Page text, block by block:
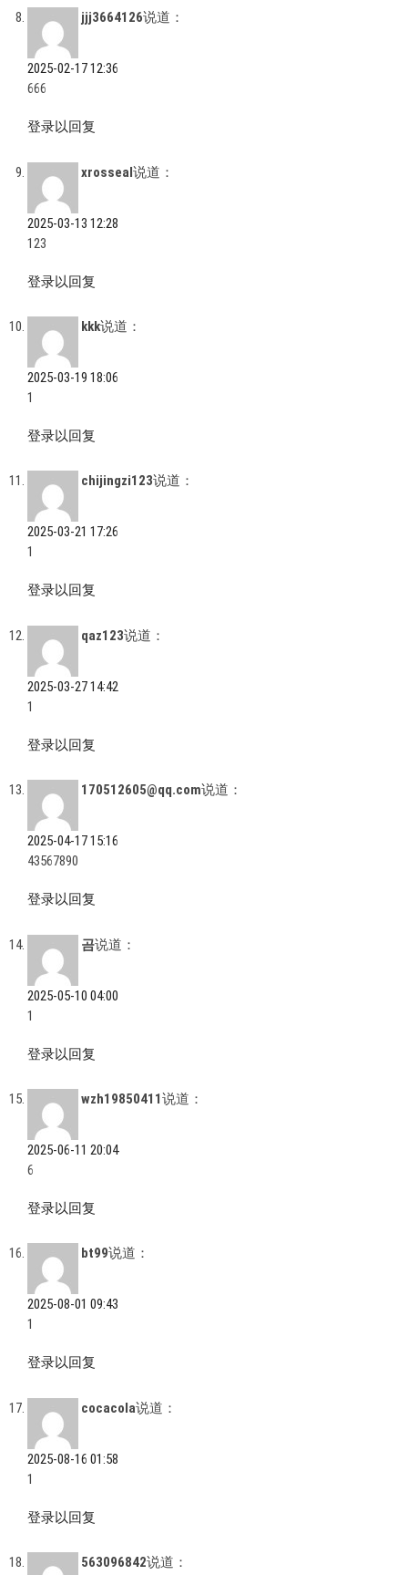
jjj3664126说道：
2025-02-17 12:36
666
登录以回复
xrosseal说道：
2025-03-13 12:28
123
登录以回复
kkk说道：
2025-03-19 18:06
1
登录以回复
chijingzi123说道：
2025-03-21 17:26
1
登录以回复
qaz123说道：
2025-03-27 14:42
1
登录以回复
170512605@qq.com说道：
2025-04-17 15:16
43567890
登录以回复
곰说道：
2025-05-10 04:00
1
登录以回复
wzh19850411说道：
2025-06-11 20:04
6
登录以回复
bt99说道：
2025-08-01 09:43
1
登录以回复
cocacola说道：
2025-08-16 01:58
1
登录以回复
563096842说道：